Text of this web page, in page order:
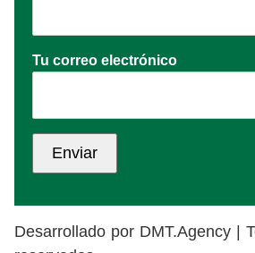
Tu correo electrónico
Desarrollado por DMT.Agency |